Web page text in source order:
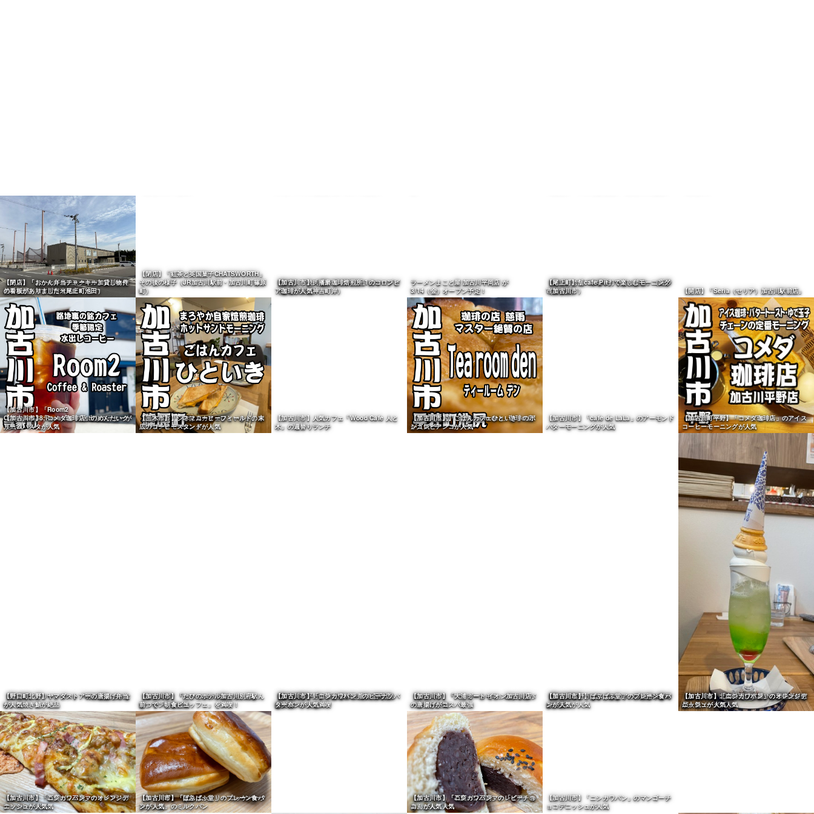
【閉店】「ニッケゴルフスクール加古川」突
然の閉鎖（加古川市米田町）
【閉店】「自家焙煎珈琲 カフェ ドゥ ザジ」
（加古川市平荘町）
【閉店】「マクドナルド岩岡ヒラキ店」12月
26日、30年の歴史に幕（神戸市西区）
イタリア料理とワインのお店 scena（シー
ナ）が1/31（金）オープン予定！JR加古川駅
前
【開店】「中華そば弦流」（加古川市稲屋）
【閉店】「焼肉 えびすや」27年の歴史に幕
（加西市）
【閉店】「おかん弁当チャーキー」貸し物件
の看板がありました（尾上町池田）
【閉店】「紅茶と英国菓子CHATSWORTH」
その後の様子（JR加古川駅前・加古川町篠原
町）
【開店】「焼肉 雅」2025年8月1日オープン
（加古川市西神吉町岸）
ラーメンまこと屋 加古川平岡店 が
3/14（金）オープン予定！
【閉店】老舗「本場手打うどん釜吉」（高砂
市美保里）
【開店】「Seria（セリア）加古川駅前店」
【加古川市】「播磨珈琲焙煎所」のコロンビ
ア珈琲が人気
【加古川町平野】「コメダ珈琲店」のアイス
コーヒーモーニングが人気